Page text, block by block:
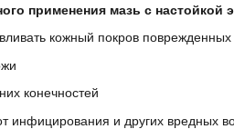
применения мазь с настойкой
кожный покров поврежденных
конечностей
инфицирования и других вредных